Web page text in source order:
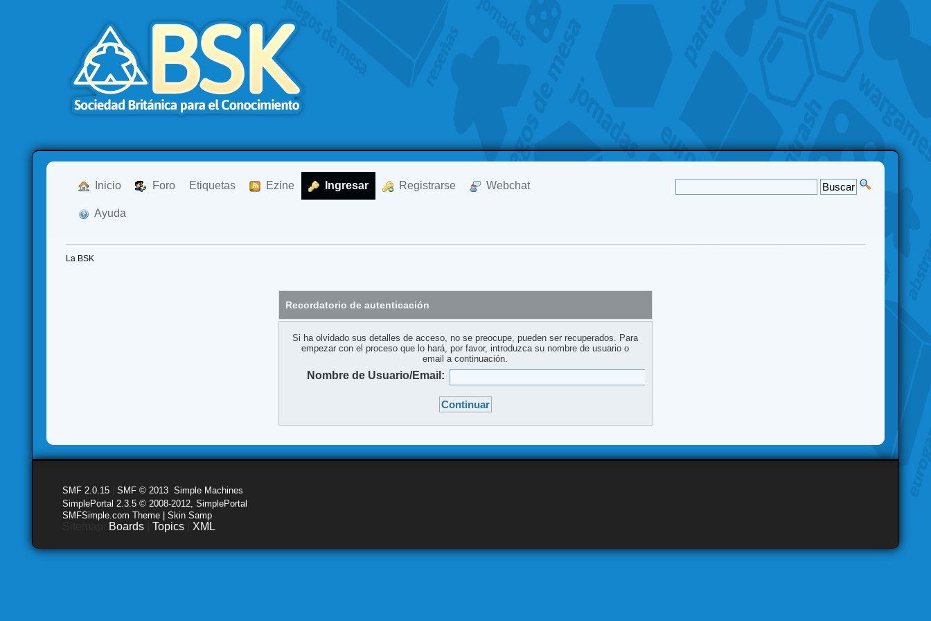
Inicio Foro Etiquetas Ezine Ingresar Registrarse Webchat
Ayuda
La BSK
Recordatorio de autenticación
Si ha olvidado sus detalles de acceso, no se preocupe, pueden ser recuperados. Para
empezar con el proceso que lo hará, por favor, introduzca su nombre de usuario o
email a continuación.
Nombre de Usuario/Email:
SMF 2.0.15 |SMF © 2013 ,Simple Machines
SimplePortal 2.3.5 © 2008-2012, SimplePortal
SMFSimple.com Theme | Skin Samp
Boards |Topics XML